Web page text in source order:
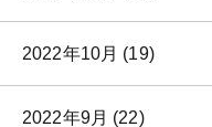
2022年10月 (19)
2022年9月 (22)